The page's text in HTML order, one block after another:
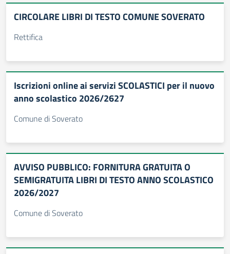
CIRCOLARE LIBRI DI TESTO COMUNE SOVERATO
Rettifica
Iscrizioni online ai servizi SCOLASTICI per il nuovo
anno scolastico 2026/2627
Comune di Soverato
AVVISO PUBBLICO: FORNITURA GRATUITA O
SEMIGRATUITA LIBRI DI TESTO ANNO SCOLASTICO
2026/2027
Comune di Soverato